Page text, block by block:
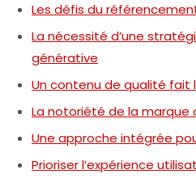
Les défis du
La nécessité d’une
générative
Un contenu de qualité fait
La notoriété de la marque
Une approche intégrée
Prioriser l’expérience